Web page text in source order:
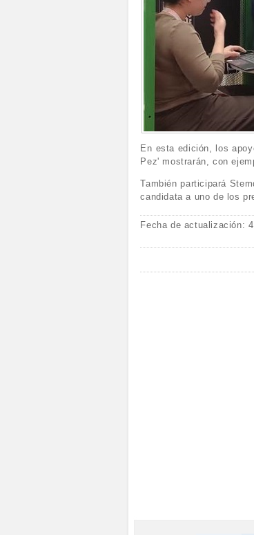
En esta edición, los
Pez' mostrarán, con
También participará
candidata a uno de los
Fecha de actualización: